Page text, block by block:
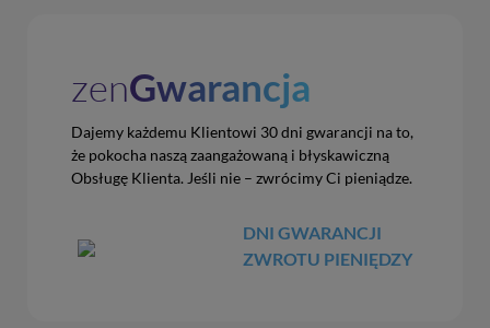
zenGwarancja
Dajemy każdemu Klientowi 30 dni gwarancji na to,
że pokocha naszą zaangażowaną i błyskawiczną
Obsługę Klienta. Jeśli nie – zwrócimy Ci pieniądze.
DNI GWARANCJI
ZWROTU PIENIĘDZY